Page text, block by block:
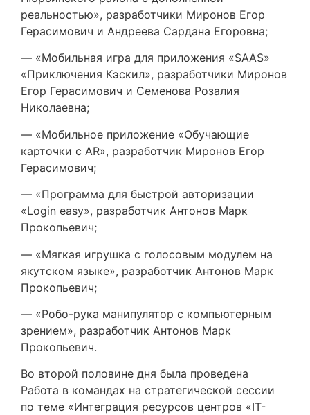
реальностью», разработчики Миронов Егор
Герасимович и Андреева Сардана Егоровна;
— «Мобильная игра для приложения «SAAS»
«Приключения Кэскил», разработчики Миронов
Егор Герасимович и Семенова Розалия
Николаевна;
— «Мобильное приложение «Обучающие
карточки с AR», разработчик Миронов Егор
Герасимович;
— «Программа для быстрой авторизации
«Login easy», разработчик Антонов Марк
Прокопьевич;
— «Мягкая игрушка с голосовым модулем на
якутском языке», разработчик Антонов Марк
Прокопьевич;
— «Робо-рука манипулятор с компьютерным
зрением», разработчик Антонов Марк
Прокопьевич.
Во второй половине дня была проведена
Работа в командах на стратегической сессии
по теме «Интеграция ресурсов центров «IT-